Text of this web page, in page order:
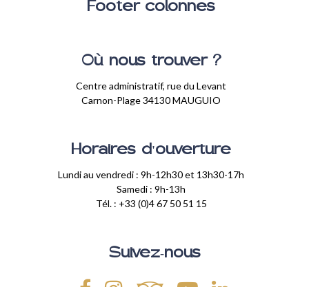
Footer colonnes
Où nous trouver ?
Centre administratif, rue du Levant
Carnon-Plage 34130 MAUGUIO
Horaires d'ouverture
Lundi au vendredi : 9h-12h30 et 13h30-17h
Samedi : 9h-13h
Tél. : +33 (0)4 67 50 51 15
Suivez-nous